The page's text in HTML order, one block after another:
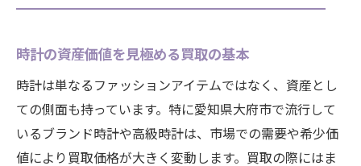
時計の資産価値を見極める買取の基本
時計は単なるファッションアイテムではなく、資産とし
ての側面も持っています。特に愛知県大府市で流行して
いるブランド時計や高級時計は、市場での需要や希少価
値により買取価格が大きく変動します。買取の際にはま